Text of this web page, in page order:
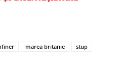
marea britanie stup